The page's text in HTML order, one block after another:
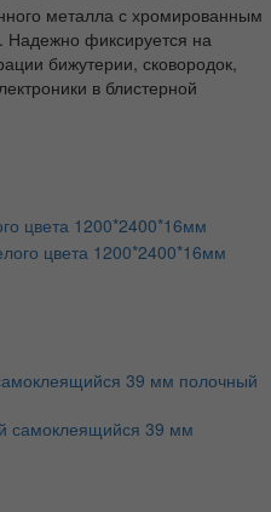
металла с хромированным
Надежно фиксируется на
бижутерии, сковородок,
в блистерной
цвета 1200*2400*16мм
39 мм полочный